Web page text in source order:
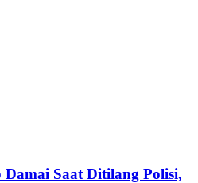
Damai Saat Ditilang Polisi,